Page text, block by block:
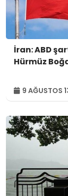
İran: ABD
Hürmüz
9 AĞUSTOS